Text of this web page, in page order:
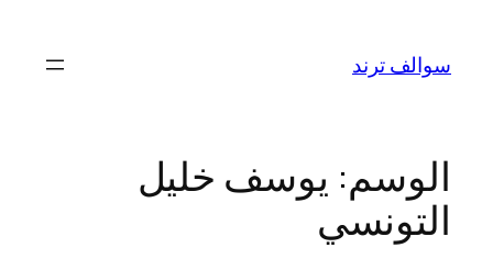
المحتوى
سوالف ترند
الوسم: يوسف خليل
التونسي